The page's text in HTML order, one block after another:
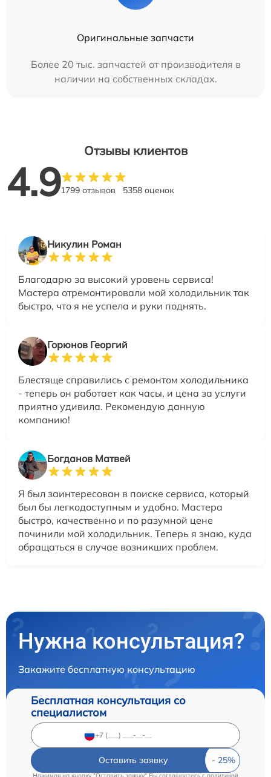
Оригинальные запчасти
Более 20 тыс. запчастей от производителя в
наличии на собственных складах.
Отзывы клиентов
4.91799 отзывов 5358 оценок
Никулин Роман
Благодарю за высокий уровень сервиса!
Мастера отремонтировали мой холодильник так
быстро, что я не успела и руки поднять.
Горюнов Георгий
Блестяще справились с ремонтом холодильника
- теперь он работает как часы, и цена за услуги
приятно удивила. Рекомендую данную
компанию!
Богданов Матвей
Я был заинтересован в поиске сервиса, который
был бы легкодоступным и удобно. Мастера
быстро, качественно и по разумной цене
починили мой холодильник. Теперь я знаю, куда
обращаться в случае возникших проблем.
Нужна консультация?
Закажите бесплатную консультацию
Бесплатная консультация со
специалистом
Оставить заявку